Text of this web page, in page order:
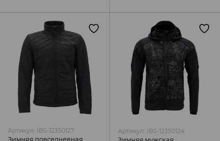
Артикул: IBS-12350127
Зимняя повседневная
Артикул: IBS-12350124